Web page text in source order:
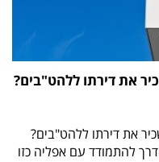
את דירתו ללהט"בים?
את דירתו ללהט"בים?
להתמודד עם אפליה כזו